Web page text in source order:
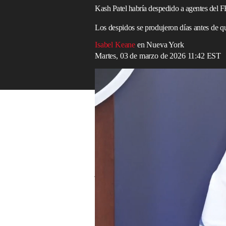
Kash Patel habría despedido a agentes del
Los despidos se produjeron días antes de
Isabel Keane en Nueva York
Martes, 03 de marzo de 2026 11:42 EST
El general Dan Caine revela la
Read in English
investigación sobre documentos
dejó al departamento sin una unidad de
Patel despidió a una docena de agentes
y los de la jefa de Gabinete de la Casa
judicial en el marco de la investigación
Mar-a-Lago, en
Los despidos de la unidad de
lanzaran
contra Irán que han desembocado en